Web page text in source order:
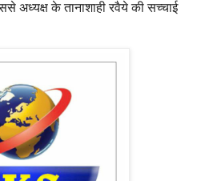
अध्यक्ष के तानाशाही रवैये की सच्चाई